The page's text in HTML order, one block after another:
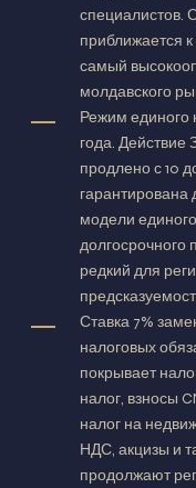
специалистов.
приближается
самый
молдавского
Режим единого
года.
продлено с 10
гарантирована
модели
долгосрочного
редкий для
Ставка 7%
налоговых
покрывает
налог, взносы
налог на
НДС, акцизы и
продолжают